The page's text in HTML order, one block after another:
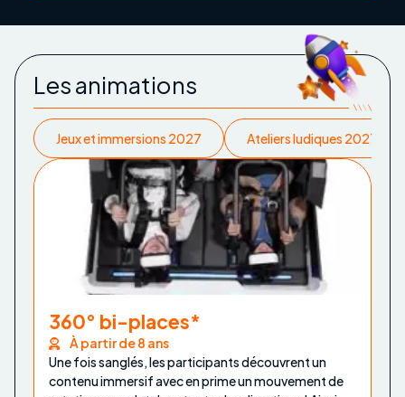
Les animations
Jeux et immersions 2027 Ateliers ludiques 2027
360° bi-places*
À partir de 8 ans
Une fois sanglés, les participants découvrent un
contenu immersif avec en prime un mouvement de